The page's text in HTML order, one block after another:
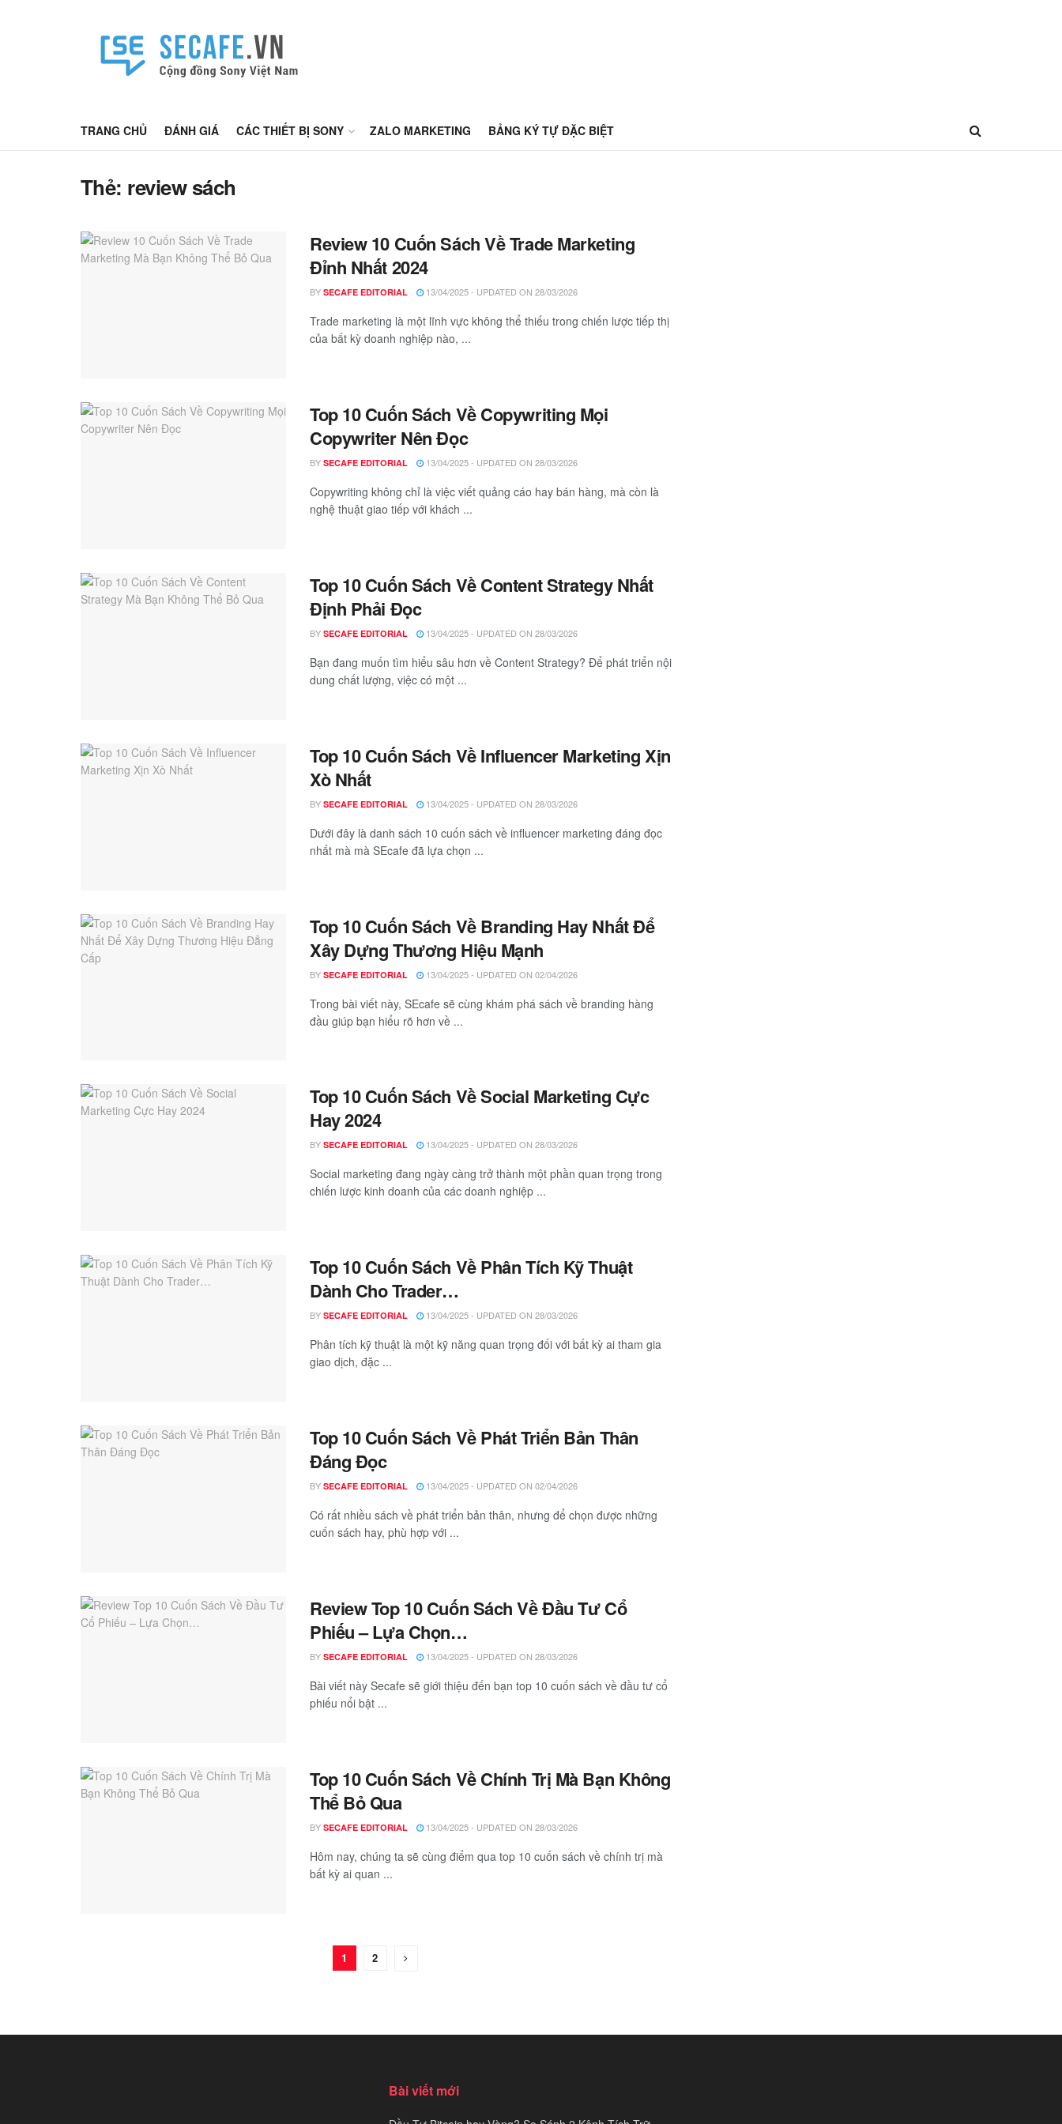
TRANG CHỦ ĐÁNH GIÁ CÁC THIẾT BỊ SONY ZALO MARKETING BẢNG KÝ TỰ ĐẶC BIỆT
Thẻ: review sách
Review 10 Cuốn Sách Về Trade Marketing
Đỉnh Nhất 2024
BY SECAFE EDITORIAL 13/04/2025 - UPDATED ON 28/03/2026
Trade marketing là một lĩnh vực không thể thiếu trong chiến lược tiếp thị
của bất kỳ doanh nghiệp nào, ...
Top 10 Cuốn Sách Về Copywriting Mọi
Copywriter Nên Đọc
BY SECAFE EDITORIAL 13/04/2025 - UPDATED ON 28/03/2026
Copywriting không chỉ là việc viết quảng cáo hay bán hàng, mà còn là
nghệ thuật giao tiếp với khách ...
Top 10 Cuốn Sách Về Content Strategy Nhất
Định Phải Đọc
BY SECAFE EDITORIAL 13/04/2025 - UPDATED ON 28/03/2026
Bạn đang muốn tìm hiểu sâu hơn về Content Strategy? Để phát triển nội
dung chất lượng, việc có một ...
Top 10 Cuốn Sách Về Influencer Marketing Xịn
Xò Nhất
BY SECAFE EDITORIAL 13/04/2025 - UPDATED ON 28/03/2026
Dưới đây là danh sách 10 cuốn sách về influencer marketing đáng đọc
nhất mà mà SEcafe đã lựa chọn ...
Top 10 Cuốn Sách Về Branding Hay Nhất Để
Xây Dựng Thương Hiệu Mạnh
BY SECAFE EDITORIAL 13/04/2025 - UPDATED ON 02/04/2026
Trong bài viết này, SEcafe sẽ cùng khám phá sách về branding hàng
đầu giúp bạn hiểu rõ hơn về ...
Top 10 Cuốn Sách Về Social Marketing Cực
Hay 2024
BY SECAFE EDITORIAL 13/04/2025 - UPDATED ON 28/03/2026
Social marketing đang ngày càng trở thành một phần quan trọng trong
chiến lược kinh doanh của các doanh nghiệp ...
Top 10 Cuốn Sách Về Phân Tích Kỹ Thuật
Dành Cho Trader…
BY SECAFE EDITORIAL 13/04/2025 - UPDATED ON 28/03/2026
Phân tích kỹ thuật là một kỹ năng quan trọng đối với bất kỳ ai tham gia
giao dịch, đặc ...
Top 10 Cuốn Sách Về Phát Triển Bản Thân
Đáng Đọc
BY SECAFE EDITORIAL 13/04/2025 - UPDATED ON 02/04/2026
Có rất nhiều sách về phát triển bản thân, nhưng để chọn được những
cuốn sách hay, phù hợp với ...
Review Top 10 Cuốn Sách Về Đầu Tư Cổ
Phiếu – Lựa Chọn…
BY SECAFE EDITORIAL 13/04/2025 - UPDATED ON 28/03/2026
Bài viết này Secafe sẽ giới thiệu đến bạn top 10 cuốn sách về đầu tư cổ
phiếu nổi bật ...
Top 10 Cuốn Sách Về Chính Trị Mà Bạn Không
Thể Bỏ Qua
BY SECAFE EDITORIAL 13/04/2025 - UPDATED ON 28/03/2026
Hôm nay, chúng ta sẽ cùng điểm qua top 10 cuốn sách về chính trị mà
bất kỳ ai quan ...
1 2
Bài viết mới